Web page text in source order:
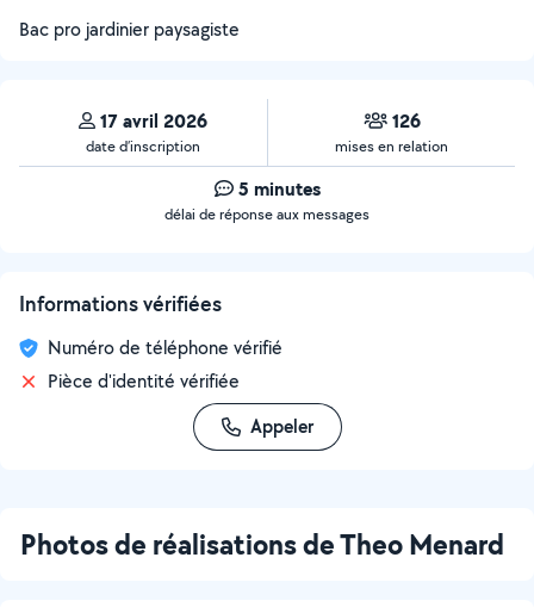
Bac pro jardinier paysagiste
17 avril 2026
date d’inscription
126
mises en relation
5 minutes
délai de réponse aux messages
Informations vérifiées
Numéro de téléphone vérifié
Pièce d'identité vérifiée
Appeler
Photos de réalisations de Theo Menard